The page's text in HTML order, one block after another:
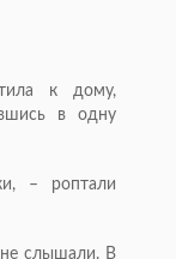
к дому,
в одну
– роптали
слышали. В